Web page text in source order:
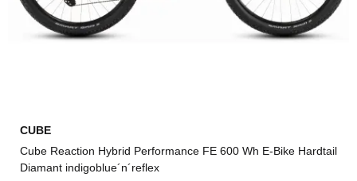
CUBE
Cube Reaction Hybrid Performance FE 600 Wh E-Bike Hardtail
Diamant indigoblue´n´reflex